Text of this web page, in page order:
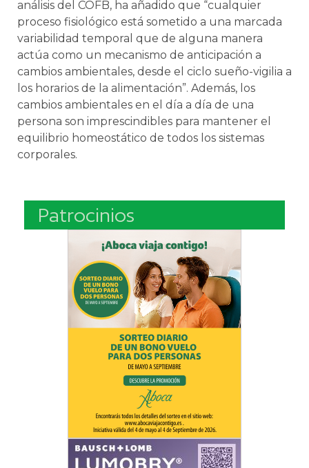
análisis del COFB, ha añadido que “cualquier
proceso fisiológico está sometido a una marcada
variabilidad temporal que de alguna manera
actúa como un mecanismo de anticipación a
cambios ambientales, desde el ciclo sueño-vigilia a
los horarios de la alimentación”. Además, los
cambios ambientales en el día a día de una
persona son imprescindibles para mantener el
equilibrio homeostático de todos los sistemas
corporales.
Patrocinios